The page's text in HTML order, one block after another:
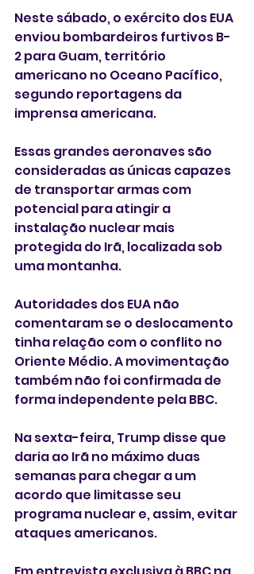
Neste sábado, o exército dos EUA
enviou bombardeiros furtivos B-
2 para Guam, território
americano no Oceano Pacífico,
segundo reportagens da
imprensa americana.
Essas grandes aeronaves são
consideradas as únicas capazes
de transportar armas com
potencial para atingir a
instalação nuclear mais
protegida do Irã, localizada sob
uma montanha.
Autoridades dos EUA não
comentaram se o deslocamento
tinha relação com o conflito no
Oriente Médio. A movimentação
também não foi confirmada de
forma independente pela BBC.
Na sexta-feira, Trump disse que
daria ao Irã no máximo duas
semanas para chegar a um
acordo que limitasse seu
programa nuclear e, assim, evitar
ataques americanos.